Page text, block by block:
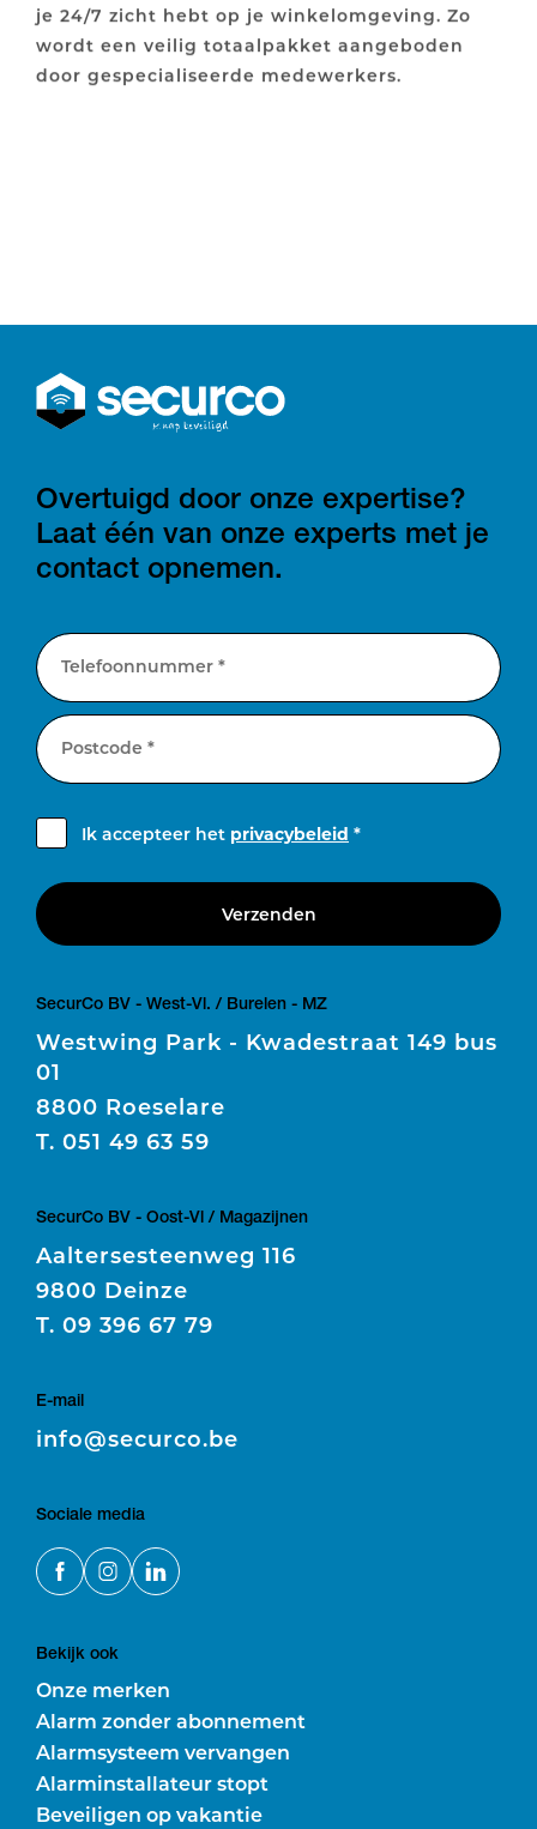
je 24/7 zicht hebt op je winkelomgeving. Zo
wordt een veilig totaalpakket aangeboden
door gespecialiseerde medewerkers.
Overtuigd door onze expertise?
Laat één van onze experts met je
contact opnemen.
Telefoonnummer *
Postcode *
Ik accepteer het privacybeleid *
Verzenden
SecurCo BV - West-Vl. / Burelen - MZ
Westwing Park - Kwadestraat 149 bus
01
8800 Roeselare
T. 051 49 63 59
SecurCo BV - Oost-Vl / Magazijnen
Aaltersesteenweg 116
9800 Deinze
T. 09 396 67 79
E-mail
E
info@securco.be
Sociale media
Bekijk ook
Onze merken
Alarm zonder abonnement
Alarmsysteem vervangen
Alarminstallateur stopt
Beveiligen op vakantie